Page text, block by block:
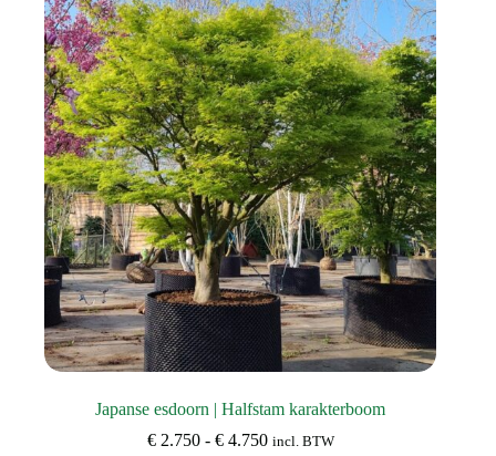
optie
kan
gekozen
worden
op
de
productpagina
Japanse esdoorn | Halfstam karakterboom
€2.750 - €4.750Prijsklasse:
incl. BTW